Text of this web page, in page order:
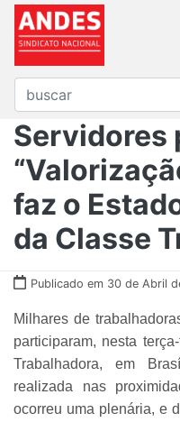
Servidores
faz o
da Classe
Publicado em 30 de Abril
Milhares de
participaram, nesta
Trabalhadora, em
realizada nas
ocorreu uma plenária, e